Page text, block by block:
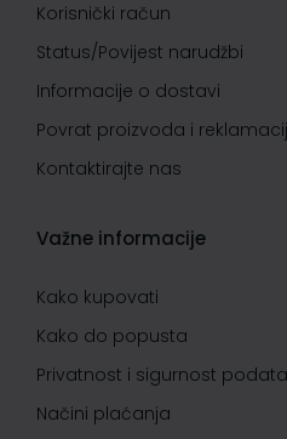
Korisnički račun
Status/Povijest narudžbi
Informacije o dostavi
Povrat proizvoda i
Kontaktirajte nas
Važne informacije
Kako kupovati
Kako do popusta
Privatnost i sigurnost
Načini plaćanja